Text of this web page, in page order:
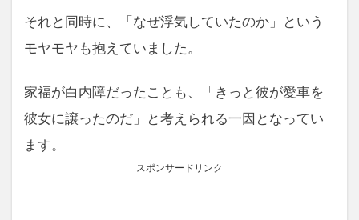
それと同時に、「なぜ浮気していたのか」という
モヤモヤも抱えていました。
家福が白内障だったことも、「きっと彼が愛車を
彼女に譲ったのだ」と考えられる一因となってい
ます。
スポンサードリンク